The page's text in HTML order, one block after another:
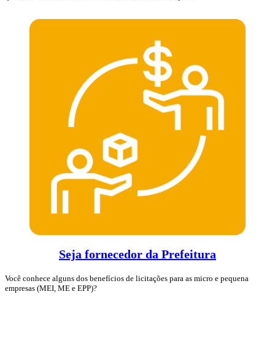
Seja fornecedor da Prefeitura
Você conhece alguns dos benefícios de licitações para as micro e pequena
empresas (MEI, ME e EPP)?